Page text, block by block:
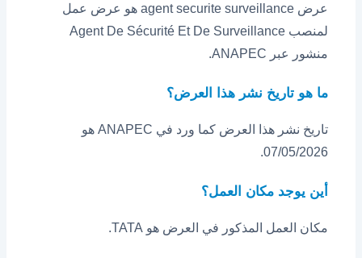
عرض agent securite surveillance هو عرض عمل
لمنصب Agent De Sécurité Et De Surveillance
منشور عبر ANAPEC.
ما هو تاريخ نشر هذا العرض؟
تاريخ نشر هذا العرض كما ورد في ANAPEC هو
07/05/2026.
أين يوجد مكان العمل؟
مكان العمل المذكور في العرض هو TATA.